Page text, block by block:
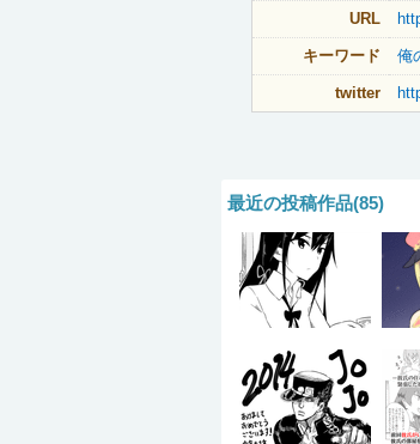
URL
キーワード 俺
twitter
最近の投稿作品(85)